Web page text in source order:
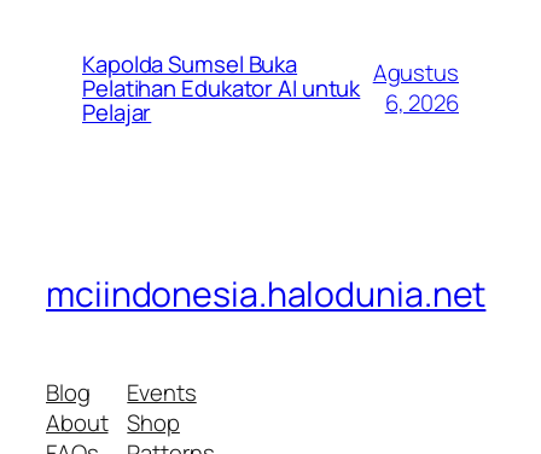
Kapolda Sumsel Buka
Pelatihan Edukator AI untuk
Pelajar
Agustus
6, 2026
mciindonesia.halodunia.net
Blog
About
Events
Shop